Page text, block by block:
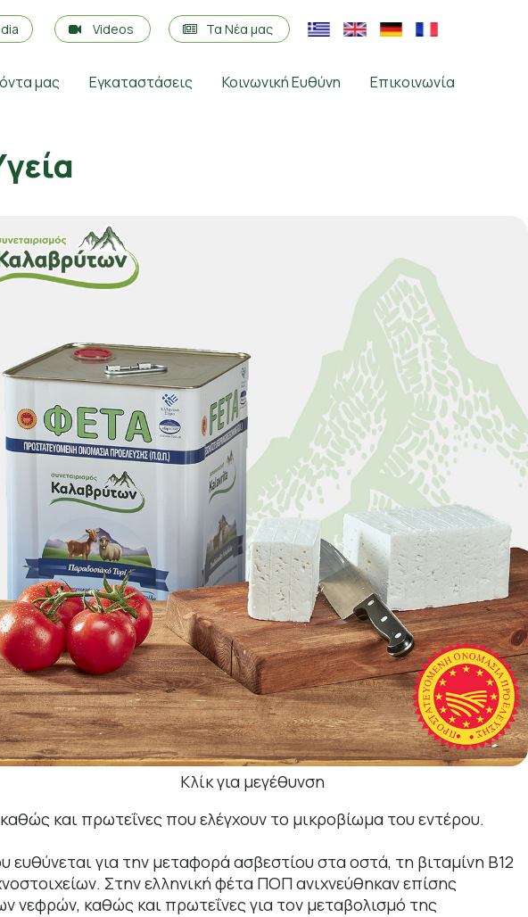
Videos Τα Νέα μας
μας Εγκαταστάσεις Κοινωνική Ευθύνη Επικοινωνία
Κλίκ για μεγέθυνση
και πρωτεΐνες που ελέγχουν το μικροβίωμα του εντέρου.
για την μεταφορά ασβεστίου στα οστά, τη βιταμίνη B12
Στην ελληνική φέτα ΠΟΠ ανιχνεύθηκαν επίσης
νεφρών, καθώς και πρωτεΐνες για τον μεταβολισμό της